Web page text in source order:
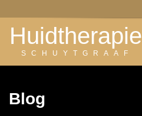
Huidtherapie
SCHUYTGRAAF
Blog